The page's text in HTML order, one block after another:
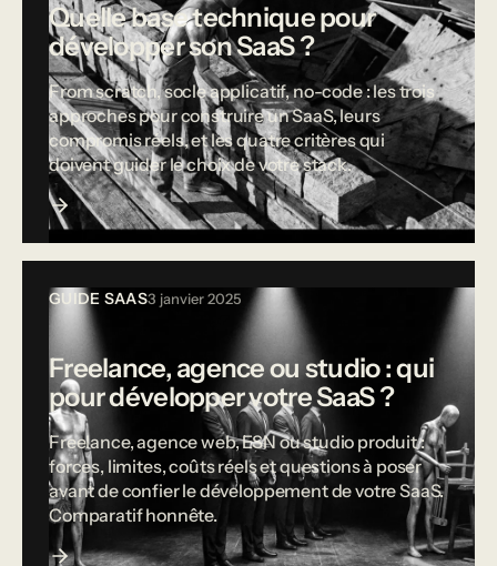
Quelle base technique pour
développer son SaaS ?
From scratch, socle applicatif, no-code : les trois
approches pour construire un SaaS, leurs
compromis réels, et les quatre critères qui
doivent guider le choix de votre stack.
GUIDE SAAS3 janvier 2025
Freelance, agence ou studio : qui
pour développer votre SaaS ?
Freelance, agence web, ESN ou studio produit :
forces, limites, coûts réels et questions à poser
avant de confier le développement de votre SaaS.
Comparatif honnête.